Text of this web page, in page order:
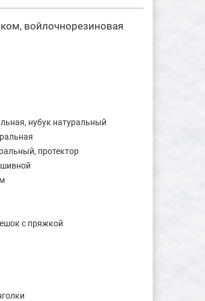
войлочнорезиновая
нубук натуральный
протектор
с пряжкой